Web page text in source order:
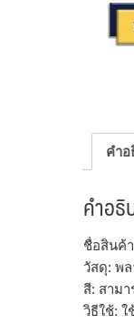
คำอ
คำอธิ
ชื่อสินค้
วัสดุ: พ
สี: สาม
วิธีใช้: ใ